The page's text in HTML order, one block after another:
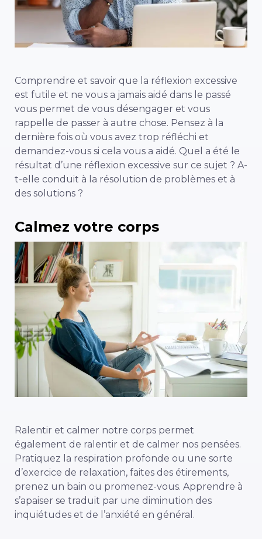
Comprendre et savoir que la réflexion excessive
est futile et ne vous a jamais aidé dans le passé
vous permet de vous désengager et vous
rappelle de passer à autre chose. Pensez à la
dernière fois où vous avez trop réfléchi et
demandez-vous si cela vous a aidé. Quel a été le
résultat d’une réflexion excessive sur ce sujet ? A-
t-elle conduit à la résolution de problèmes et à
des solutions ?
Calmez votre corps
Ralentir et calmer notre corps permet
également de ralentir et de calmer nos pensées.
Pratiquez la respiration profonde ou une sorte
d’exercice de relaxation, faites des étirements,
prenez un bain ou promenez-vous. Apprendre à
s’apaiser se traduit par une diminution des
inquiétudes et de l’anxiété en général.